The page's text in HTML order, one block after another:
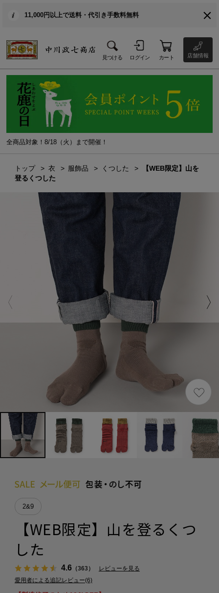
11,000円以上で送料・代引き手数料無料
見つける ログイン カート 店舗情報
全商品対象！8/18（火）まで開催！
トップ 衣 服飾品 くつした
【WEB限定】山を
登るくつした
2&9
【WEB限定】山を登るくつ
した
4.6（363）
レビューを見る
愛用者による追記レビュー(6)